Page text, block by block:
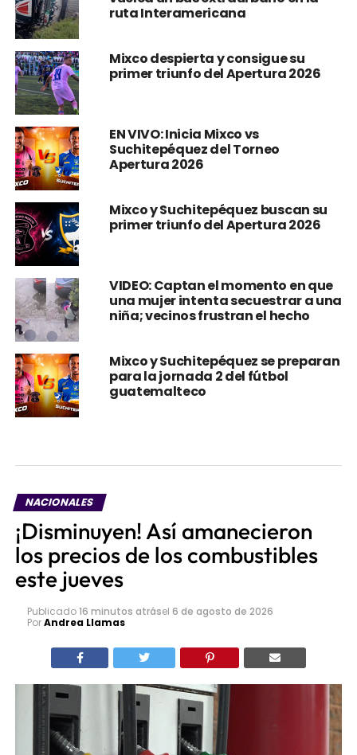
ruta Interamericana
Mixco despierta y consigue su
primer triunfo del Apertura 2026
EN VIVO: Inicia Mixco vs
Suchitepéquez del Torneo
Apertura 2026
Mixco y Suchitepéquez buscan su
primer triunfo del Apertura 2026
VIDEO: Captan el momento en que
una mujer intenta secuestrar a una
niña; vecinos frustran el hecho
Mixco y Suchitepéquez se preparan
para la jornada 2 del fútbol
guatemalteco
NACIONALES
¡Disminuyen! Así amanecieron
los precios de los combustibles
este jueves
Publicado16 minutos atrásel 6 de agosto de 2026
PorAndrea Llamas